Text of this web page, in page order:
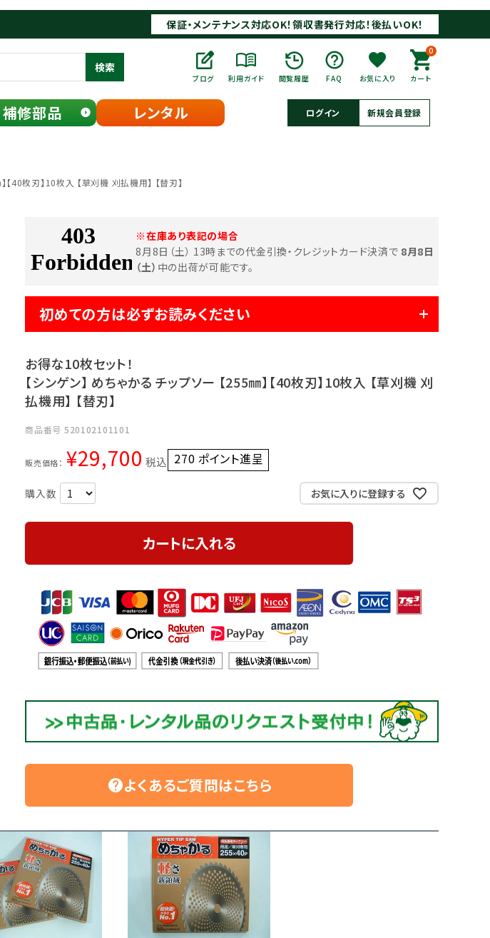
保証・メンテナンス対応OK！領収書発行対応！後払いOK！
検索
ブログ 利用ガイド 閲覧履歴 FAQ お気に入り
0
カート
補修部品 レンタル ログイン 新規会員登録
【40枚刃】10枚入 【草刈機 刈払機用】 【替刃】
※在庫あり表記の場合
8月8日（土） 13時までの代金引換・クレジットカード決済で 8月8日
（土） 中の出荷が可能です。
初めての方は必ずお読みください
お得な10枚セット！
【シンゲン】 めちゃかる チップソー 【255㎜】【40枚刃】10枚入 【草刈機 刈
払機用】 【替刃】
商品番号 520102101101
販売価格： ¥29,700 税込 270 ポイント進呈 ]
お気に入りに登録する
カートに入れる
helpよくあるご質問はこちら